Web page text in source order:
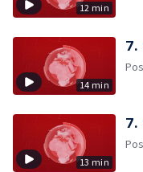
12 min
14 min
7.
13 min
7.